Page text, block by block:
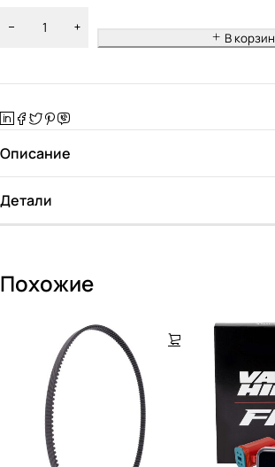
В
Описание
Детали
Похожие